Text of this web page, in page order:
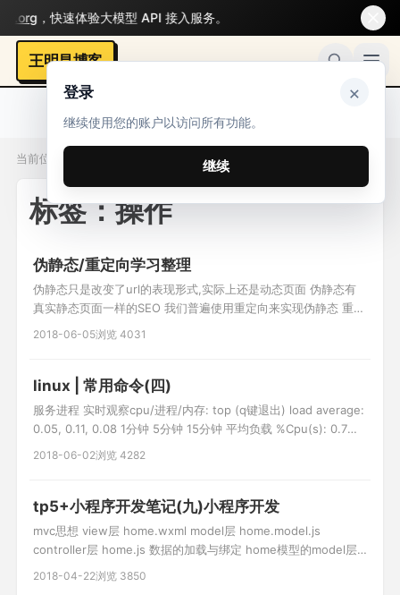
登录 ×
继续使用您的账户以访问所有功能。
继续
，快速体验大模型 API 接入服务。
王明昌博客
当前位置：标签 / 操作
标签：操作
伪静态/重定向学习整理
伪静态只是改变了url的表现形式,实际上还是动态页面 伪静态有
真实静态页面一样的SEO 我们普遍使用重定向来实现伪静态 重定
向 http协议中的3XX(主要有302/303) 例: 1.修改apache配置文
2018-06-05浏览 4031
linux | 常用命令(四)
服务进程 实时观察cpu/进程/内存: top (q键退出) load average:
0.05, 0.11, 0.08 1分钟 5分钟 15分钟 平均负载 %Cpu(s): 0.7
us, 1.4 sy, 0.0 ni, 97.8 id, 0.0 wa, 0.0 hi, 0.0 si, 0.0 st 空闲率
2018-06-02浏览 4282
tp5+小程序开发笔记(九)小程序开发
mvc思想 view层 home.wxml model层 home.model.js
controller层 home.js 数据的加载与绑定 home模型的model层
class Home{ //构造函数 constructor(){ }
2018-04-22浏览 3850